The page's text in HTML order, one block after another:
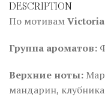
DESCRIPTION
По мотивам
Группа ароматов:
Верхние ноты:
мандарин, клубника